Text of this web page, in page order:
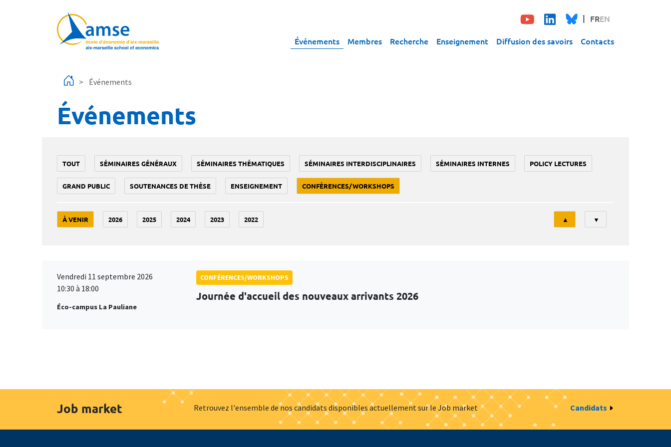
FREN
Événements Membres Recherche Enseignement Diffusion des savoirs Contacts
Événements
Événements
TOUT SÉMINAIRES GÉNÉRAUX SÉMINAIRES THÉMATIQUES SÉMINAIRES INTERDISCIPLINAIRES SÉMINAIRES INTERNES POLICY LECTURES
GRAND PUBLIC SOUTENANCES DE THÈSE ENSEIGNEMENT CONFÉRENCES/WORKSHOPS
À VENIR 2026 2025 2024 2023 2022
Tri
▲ ▼
Vendredi 11 septembre 2026
10:30 à 18:00
Éco-campus La Pauliane
CONFÉRENCES/WORKSHOPS
Journée d'accueil des nouveaux arrivants 2026
Job market Retrouvez l'ensemble de nos candidats disponibles actuellement sur le Job market Candidats